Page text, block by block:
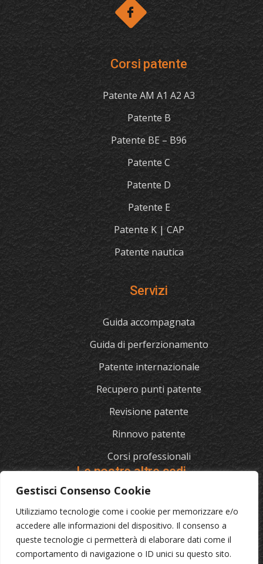
Gestisci Consenso Cookie
Utilizziamo tecnologie come i cookie per memorizzare e/o
accedere alle informazioni del dispositivo. Il consenso a
queste tecnologie ci permetterà di elaborare dati come il
comportamento di navigazione o ID unici su questo sito.
Corsi patente
Patente AM A1 A2 A3
Patente B
Patente BE – B96
Patente C
Patente D
Patente E
Patente K | CAP
Patente nautica
Servizi
Guida accompagnata
Guida di perferzionamento
Patente internazionale
Recupero punti patente
Revisione patente
Rinnovo patente
Corsi professionali
Le nostre altre sedi
L'AUTOSCUOLA
070/721841
Via Cagliari 129, 09012 Capoterra (Ca)